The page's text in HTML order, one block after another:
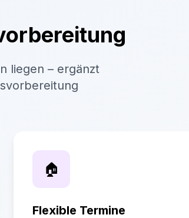
liegen – ergänzt
🏠
Flexible Termine